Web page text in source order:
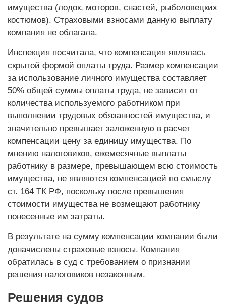
имущества (лодок, моторов, снастей, рыболовецких
костюмов). Страховыми взносами данную выплату
компания не облагала.
Инспекция посчитала, что компенсация являлась
скрытой формой оплаты труда. Размер компенсации
за использование личного имущества составляет
50% общей суммы оплаты труда, не зависит от
количества используемого работником при
выполнении трудовых обязанностей имущества, и
значительно превышает заложенную в расчет
компенсации цену за единицу имущества. По
мнению налоговиков, ежемесячные выплаты
работнику в размере, превышающем всю стоимость
имущества, не являются компенсацией по смыслу
ст. 164 ТК РФ, поскольку после превышения
стоимости имущества не возмещают работнику
понесенные им затраты.
В результате на сумму компенсации компании были
доначислены страховые взносы. Компания
обратилась в суд с требованием о признании
решения налоговиков незаконным.
Решения судов